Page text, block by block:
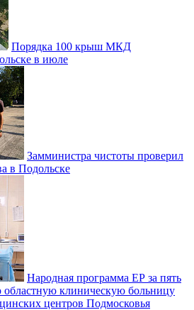
Порядка 100 крыш МКД
в июле
Замминистра чистоты проверил
в Подольске
Народная программа ЕР за пять
областную клиническую больницу
центров Подмосковья